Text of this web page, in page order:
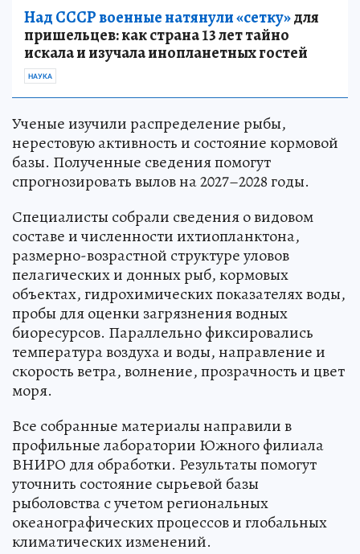
Над СССР военные натянули «сетку»для
пришельцев: как страна 13 лет тайно
искала и изучала инопланетных гостей
НАУКА
Ученые изучили распределение рыбы,
нерестовую активность и состояние кормовой
базы. Полученные сведения помогут
спрогнозировать вылов на 2027–2028 годы.
Специалисты собрали сведения о видовом
составе и численности ихтиопланктона,
размерно-возрастной структуре уловов
пелагических и донных рыб, кормовых
объектах, гидрохимических показателях воды,
пробы для оценки загрязнения водных
биоресурсов. Параллельно фиксировались
температура воздуха и воды, направление и
скорость ветра, волнение, прозрачность и цвет
моря.
Все собранные материалы направили в
профильные лаборатории Южного филиала
ВНИРО для обработки. Результаты помогут
уточнить состояние сырьевой базы
рыболовства с учетом региональных
океанографических процессов и глобальных
климатических изменений.